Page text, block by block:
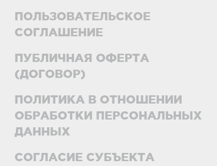
ПОЛЬЗОВАТЕЛЬСКОЕ
СОГЛАШЕНИЕ
ПУБЛИЧНАЯ ОФЕРТА
(ДОГОВОР)
ПОЛИТИКА В ОТНОШЕНИИ
ОБРАБОТКИ ПЕРСОНАЛЬНЫХ
ДАННЫХ
СОГЛАСИЕ СУБЪЕКТА